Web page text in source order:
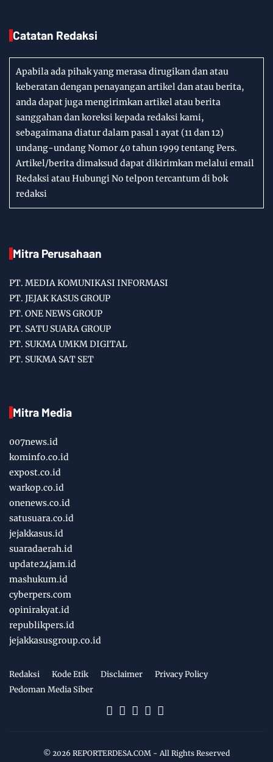
Catatan Redaksi
Apabila ada pihak yang merasa dirugikan dan atau
keberatan dengan penayangan artikel dan atau berita,
anda dapat juga mengirimkan artikel atau berita
sanggahan dan koreksi kepada redaksi kami,
sebagaimana diatur dalam pasal 1 ayat (11 dan 12)
undang-undang Nomor 40 tahun 1999 tentang Pers.
Artikel/berita dimaksud dapat dikirimkan melalui email
Redaksi atau Hubungi No telpon tercantum di bok
redaksi
Mitra Perusahaan
PT. MEDIA KOMUNIKASI INFORMASI
PT. JEJAK KASUS GROUP
PT. ONE NEWS GROUP
PT. SATU SUARA GROUP
PT. SUKMA UMKM DIGITAL
PT. SUKMA SAT SET
Mitra Media
007news.id
kominfo.co.id
expost.co.id
warkop.co.id
onenews.co.id
satusuara.co.id
jejakkasus.id
suaradaerah.id
update24jam.id
mashukum.id
cyberpers.com
opinirakyat.id
republikpers.id
jejakkasusgroup.co.id
Redaksi Kode Etik Disclaimer
Privacy Policy
Pedoman Media Siber
© 2026 REPORTERDESA.COM - All Rights Reserved